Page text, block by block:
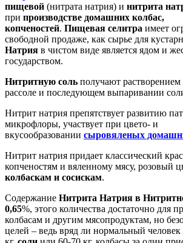
пищевой (нитрата натрия) и нитрита
при производстве домашних колбас,
копченостей. Пищевая селитра имеет
свободной продаже, как сырье для
Натрия в чистом виде является ядом и
государством.
Нитритную соль получают растворением
рассоле и последующем выпаривании
Нитрит натрия препятствует развитию
микрофлоры, участвует при цвето- и
вкусообразовании сыровяленых
Нитрит натрия придает классический
копченостям и вяленному мясу, розовый
колбаскам и сосискам.
Содержание Нитрита Натрия в
0,65%, этого количества достаточно для
колбасам и другим мясопродуктам, но
целей – ведь вряд ли нормальный человек